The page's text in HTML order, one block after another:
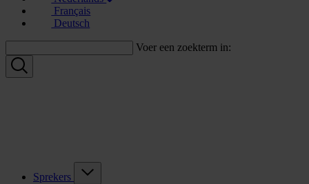
Français
Deutsch
Voer een zoekterm in:
Sprekers